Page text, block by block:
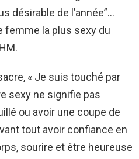
désirable de l’année”…
femme la plus sexy du
« Je suis touché par
sexy ne signifie pas
ou avoir une coupe de
tout avoir confiance en
sourire et être heureuse